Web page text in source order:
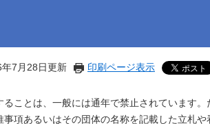
7月28日更新 印刷ページ表示
ことは、一般には通年で禁止されています。
項あるいはその団体の名称を記載した立札や